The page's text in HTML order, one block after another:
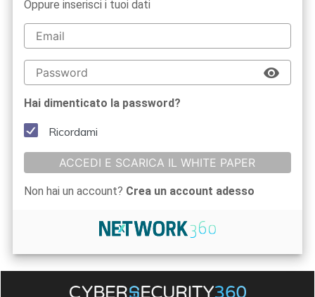
Oppure inserisci i tuoi dati
Hai dimenticato la password?
Ricordami
ACCEDI E SCARICA IL WHITE PAPER
Non hai un account? Crea un account adesso